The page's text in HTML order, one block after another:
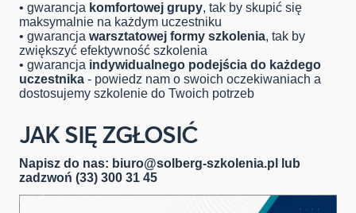
• gwarancja komfortowej grupy, tak by skupić się
maksymalnie na każdym uczestniku
• gwarancja warsztatowej formy szkolenia, tak by
zwiększyć efektywność szkolenia
• gwarancja indywidualnego podejścia do każdego
uczestnika - powiedz nam o swoich oczekiwaniach a
dostosujemy szkolenie do Twoich potrzeb
JAK SIĘ ZGŁOSIĆ
Napisz do nas: biuro@solberg-szkolenia.pl
lub
zadzwoń (33) 300 31 45